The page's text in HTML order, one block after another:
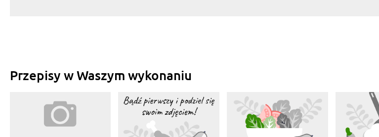
Przepisy w Waszym wykonaniu